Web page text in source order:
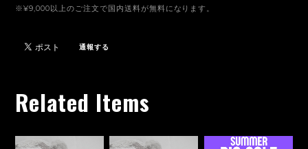
※¥9,000以上のご注文で国内送料が無料になります。
通報する
Related Items